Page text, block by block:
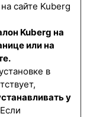
сайте Kuberg
Kuberg на
или на
в
у